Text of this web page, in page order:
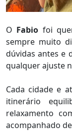
O Fabio foi
sempre muito
dúvidas antes e
qualquer ajuste
Cada cidade e
itinerário
relaxamento
acompanhado